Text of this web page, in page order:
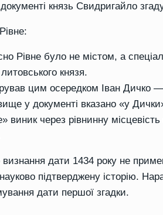
князь Свидригайло
Рівне було не містом, а
князя.
цим осередком Іван Дичко —
у документі вказано «у
виник через рівнинну
дати 1434 року не
підтверджену історію.
дати першої згадки.